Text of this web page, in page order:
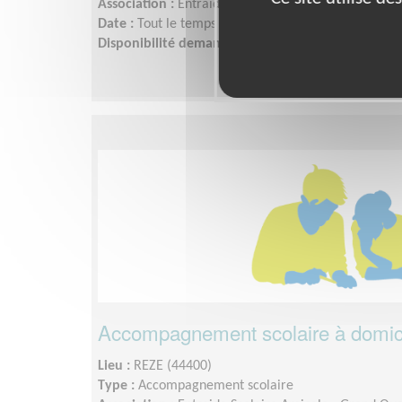
Association : Entraide Scolaire Amicale - Grand
Date : Tout le temps
Disponibilité demandée :
1 demi-journée par
Accompagnement scolaire à
Lieu : REZE (44400)
Type : Accompagnement scolaire